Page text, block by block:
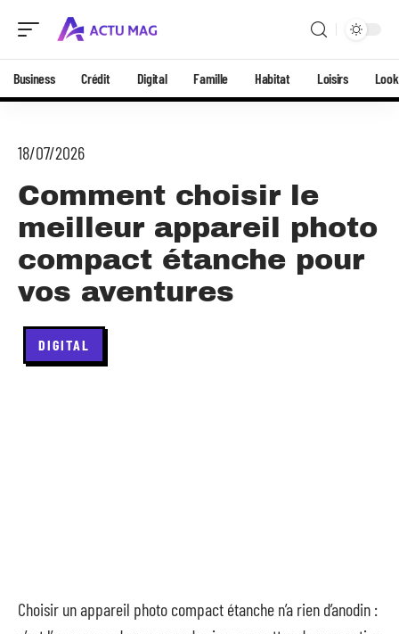
Business Crédit Digital Famille Habitat Loisirs Look
18/07/2026
Comment choisir le
meilleur appareil photo
compact étanche pour
vos aventures
DIGITAL
Choisir un appareil photo compact étanche n’a rien d’anodin :